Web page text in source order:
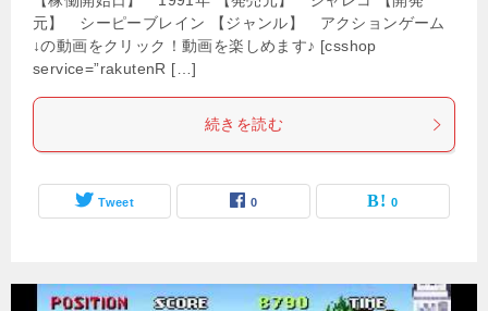
元】 シーピーブレイン 【ジャンル】 アクションゲーム
↓の動画をクリック！動画を楽しめます♪ [csshop
service=”rakutenR […]
続きを読む
Tweet 0 0